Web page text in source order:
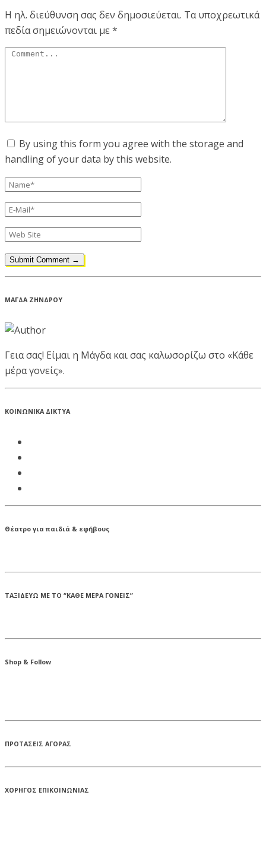
Η ηλ. διεύθυνση σας δεν δημοσιεύεται. Τα υποχρεωτικά
πεδία σημειώνονται με*
By using this form you agree with the storage and
handling of your data by this website.
ΜΑΓΔΑ ΖΗΝΔΡΟΥ
Γεια σας! Είμαι η Μάγδα και σας καλωσορίζω στο «Κάθε
μέρα γονείς».
ΚΟΙΝΩΝΙΚΑ ΔΙΚΤΥΑ
Θέατρο για παιδιά & εφήβους
ΤΑΞΙΔΕΥΩ ΜΕ ΤΟ “ΚΑΘΕ ΜΕΡΑ ΓΟΝΕΙΣ”
Shop & Follow
ΠΡΟΤΑΣΕΙΣ ΑΓΟΡΑΣ
ΧΟΡΗΓΟΣ ΕΠΙΚΟΙΝΩΝΙΑΣ